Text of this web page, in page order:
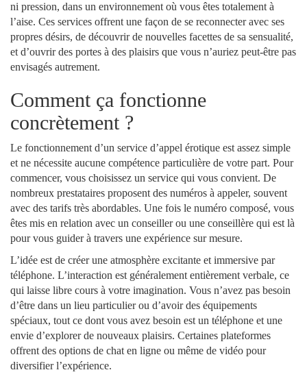
ni pression, dans un environnement où vous êtes totalement à
l’aise. Ces services offrent une façon de se reconnecter avec ses
propres désirs, de découvrir de nouvelles facettes de sa sensualité,
et d’ouvrir des portes à des plaisirs que vous n’auriez peut-être pas
envisagés autrement.
Comment ça fonctionne
concrètement ?
Le fonctionnement d’un service d’appel érotique est assez simple
et ne nécessite aucune compétence particulière de votre part. Pour
commencer, vous choisissez un service qui vous convient. De
nombreux prestataires proposent des numéros à appeler, souvent
avec des tarifs très abordables. Une fois le numéro composé, vous
êtes mis en relation avec un conseiller ou une conseillère qui est là
pour vous guider à travers une expérience sur mesure.
L’idée est de créer une atmosphère excitante et immersive par
téléphone. L’interaction est généralement entièrement verbale, ce
qui laisse libre cours à votre imagination. Vous n’avez pas besoin
d’être dans un lieu particulier ou d’avoir des équipements
spéciaux, tout ce dont vous avez besoin est un téléphone et une
envie d’explorer de nouveaux plaisirs. Certaines plateformes
offrent des options de chat en ligne ou même de vidéo pour
diversifier l’expérience.